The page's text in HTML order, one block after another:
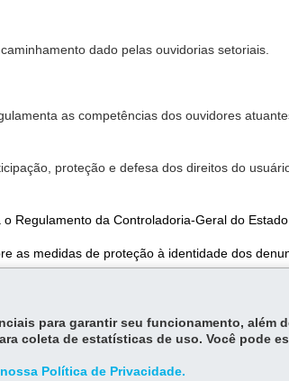
dado pelas ouvidorias setoriais.
as competências dos ouvidores
proteção e defesa dos direitos do
o Regulamento da Controladoria-Geral do Estado
as medidas de proteção à identidade dos
estadual.
para garantir seu funcionamento, além
coleta de estatísticas de uso. Você pode
Política de Privacidade.